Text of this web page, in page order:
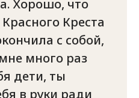
Хорошо, что
Креста
с собой,
много раз
дети, ты
в руки ради